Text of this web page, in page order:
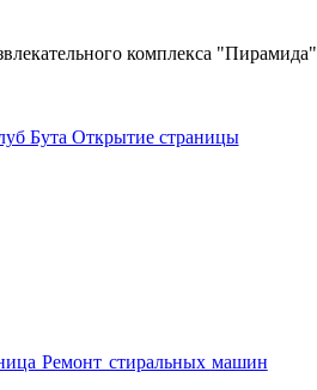
комплекса "Пирамида"